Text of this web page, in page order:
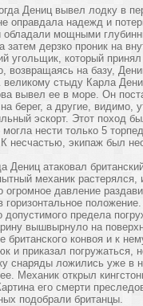
Дениц вывел лодку в
оправдала надежд и
обладали мощными
затем дерзко проник на
угольщик, который
возвращаясь на базу,
великому стыду Карла
вывел ее в море. Он
берег, а другие, видимо,
эскорт. Этот поход
могла нести только 5
несчастью, экипаж был
Дениц атаковал
механик
огромное давление
горизонтальное
допустимого предела
вышвырнуло на
британского конвоя и к
и приказал погружаться,
снаряды ложились уже в
Механик открыл
его смерти
подобрали британцы.